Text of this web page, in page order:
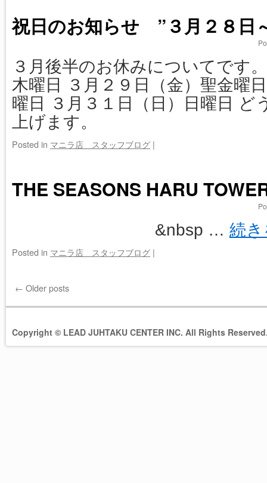
祝日のお知らせ ”３月２８日
３月後半のお休みについてです
木曜日 ３月２９日（金）聖金曜
曜日 ３月３１日（日）日曜日 ど
上げます。
Posted in マニラ店 スタッフブログ |
THE SEASONS HARU
&nbsp … 続
Posted in マニラ店 スタッフブログ |
← Older posts
Copyright © LEAD JUHTAKU CENTER INC. All Rights